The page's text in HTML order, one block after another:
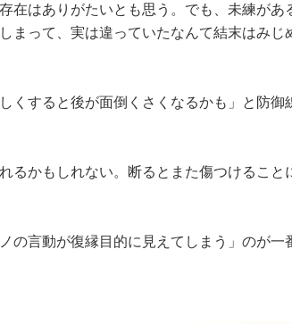
在はありがたいとも思う。でも、未練があ
まって、実は違っていたなんて結末はみじ
くすると後が面倒くさくなるかも」と防御
るかもしれない。断るとまた傷つけること
の言動が復縁目的に見えてしまう」のが一